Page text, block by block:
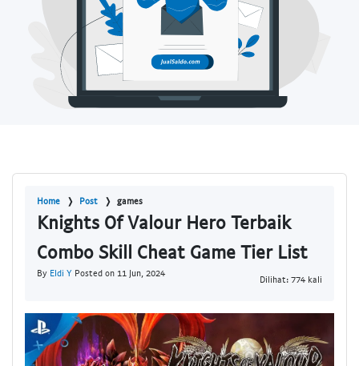
Home Post games
Knights Of Valour Hero Terbaik
Combo Skill Cheat Game Tier List
By Eldi Y Posted on 11 Jun, 2024
Dilihat: 774 kali